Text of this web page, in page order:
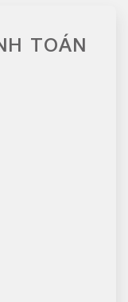
TOÁN